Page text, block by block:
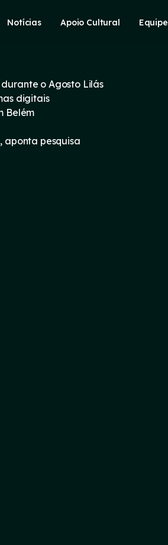
Notícias Apoio Cultural Equipe
o Agosto Lilás
digitais
Belém
aponta pesquisa